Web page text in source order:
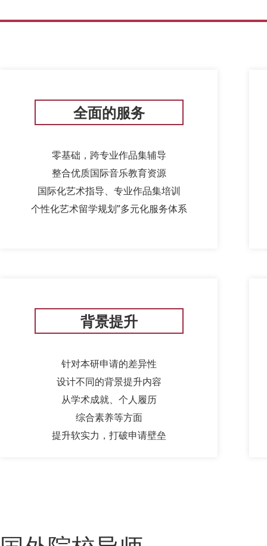
全面的服务
零基础，跨专业作品集辅导
整合优质国际音乐教育资源
国际化艺术指导、专业作品集培训
个性化艺术留学规划”多元化服务体系
背景提升
针对本研申请的差异性
设计不同的背景提升内容
从学术成就、个人履历
综合素养等方面
提升软实力，打破申请壁垒